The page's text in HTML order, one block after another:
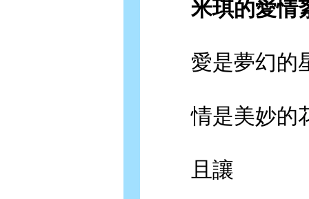
米琪的愛情
愛是夢幻的
情是美妙的
且讓